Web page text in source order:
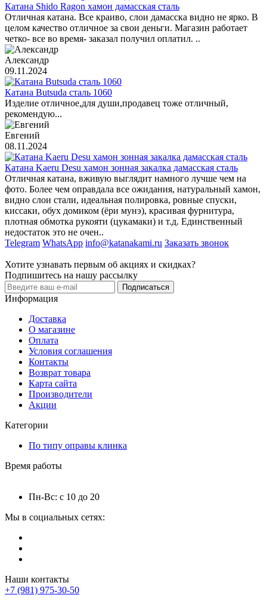
Катана Shido Ragon хамон дамасская сталь
Отличная катана. Все краиво, слои дамасска видно не ярко. В
целом качество отличное за свои деньги. Магазин работает
четко- все во время- заказал получил оплатил. ..
Александр
09.11.2024
Катана Butsuda сталь 1060
Изделие отличное,для души,продавец тоже отличный,
рекомендую...
Евгений
08.11.2024
Катана Kaeru Desu хамон зонная закалка дамасская сталь
Отличная катана, вживую выглядит намного лучше чем на
фото. Более чем оправдала все ожидания, натуральный хамон,
видно слои стали, идеальная полировка, ровные спуски,
киссаки, обух домиком (ёри мунэ), красивая фурнитура,
плотная обмотка рукояти (цукамаки) и т.д. Единственный
недостаток это не очен..
Telegram WhatsApp info@katanakami.ru Заказать звонок
Хотите узнавать первым об акциях и скидках?
Подпишитесь на нашу рассылку
Подписаться
Информация
Доставка
О магазине
Оплата
Условия соглашения
Контакты
Возврат товара
Карта сайта
Производители
Акции
Категории
По типу оправы клинка
Время работы
Пн-Вс: с 10 до 20
Мы в социальных сетях:
Наши контакты
+7 (981) 975-30-50